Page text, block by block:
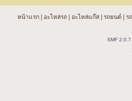
หน้าแรก | อะไหล่รถ | อะไหล่แก๊ส | รถยนต์ | ร
SMF 2.0.7